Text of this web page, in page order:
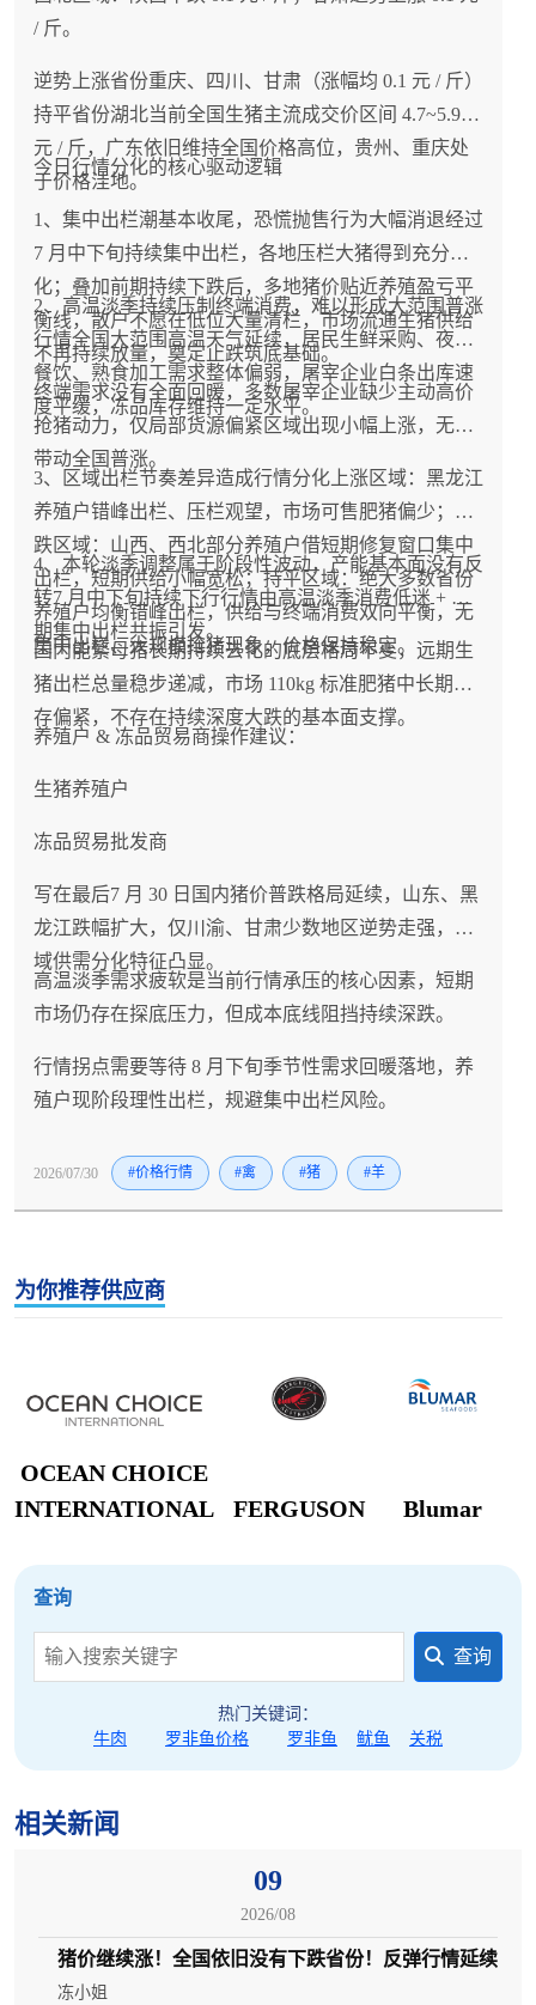
/ 斤。
逆势上涨省份重庆、四川、甘肃（涨幅均 0.1 元 / 斤）
持平省份湖北当前全国生猪主流成交价区间 4.7~5.9
元 / 斤，广东依旧维持全国价格高位，贵州、重庆处
于价格洼地。
今日行情分化的核心驱动逻辑
1、集中出栏潮基本收尾，恐慌抛售行为大幅消退经过
7 月中下旬持续集中出栏，各地压栏大猪得到充分消
化；叠加前期持续下跌后，多地猪价贴近养殖盈亏平
衡线，散户不愿在低位大量清栏，市场流通生猪供给
不再持续放量，奠定止跌筑底基础。
2、高温淡季持续压制终端消费，难以形成大范围普涨
行情全国大范围高温天气延续，居民生鲜采购、夜市
餐饮、熟食加工需求整体偏弱，屠宰企业白条出库速
度平缓，冻品库存维持一定水平。
终端需求没有全面回暖，多数屠宰企业缺少主动高价
抢猪动力，仅局部货源偏紧区域出现小幅上涨，无法
带动全国普涨。
3、区域出栏节奏差异造成行情分化上涨区域：黑龙江
养殖户错峰出栏、压栏观望，市场可售肥猪偏少；下
跌区域：山西、西北部分养殖户借短期修复窗口集中
出栏，短期供给小幅宽松；持平区域：绝大多数省份
养殖户均衡错峰出栏，供给与终端消费双向平衡，无
集中出栏、大规模抢猪现象，价格保持稳定。
4、本轮淡季调整属于阶段性波动，产能基本面没有反
转7 月中下旬持续下行行情由高温淡季消费低迷 + 前
期集中出栏共振引发。
国内能繁母猪长期持续去化的底层格局不变，远期生
猪出栏总量稳步递减，市场 110kg 标准肥猪中长期库
存偏紧，不存在持续深度大跌的基本面支撑。
养殖户 & 冻品贸易商操作建议：
生猪养殖户
冻品贸易批发商
写在最后7 月 30 日国内猪价普跌格局延续，山东、黑
龙江跌幅扩大，仅川渝、甘肃少数地区逆势走强，区
域供需分化特征凸显。
高温淡季需求疲软是当前行情承压的核心因素，短期
市场仍存在探底压力，但成本底线阻挡持续深跌。
行情拐点需要等待 8 月下旬季节性需求回暖落地，养
殖户现阶段理性出栏，规避集中出栏风险。
2026/07/30 #价格行情 #禽 #猪 #羊
为你推荐供应商
OCEAN CHOICE
INTERNATIONAL
FERGUSON Blumar
查询
查询
热门关键词：
牛肉
罗非鱼价格 罗非鱼 鱿鱼 关税
相关新闻
09
2026/08
猪价继续涨！全国依旧没有下跌省份！反弹行情延续
冻小姐